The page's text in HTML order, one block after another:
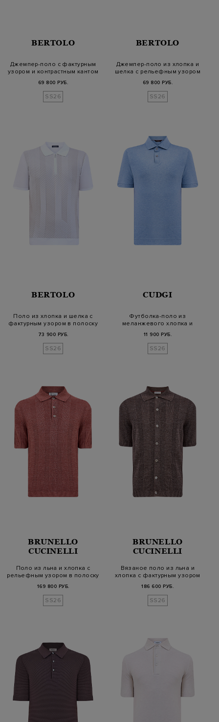
BERTOLO
Джемпер-поло с фактурным
узором и контрастным кантом
69 800 РУБ.
SS26
BERTOLO
Джемпер-поло из хлопка и
шелка с рельефным узором
69 800 РУБ.
SS26
BERTOLO
Поло из хлопка и шелка с
фактурным узором в полоску
73 900 РУБ.
SS26
CUDGI
Футболка-поло из
меланжевого хлопка и
11 900 РУБ.
SS26
BRUNELLO
CUCINELLI
Поло из льна и хлопка с
рельефным узором в полоску
169 800 РУБ.
SS26
BRUNELLO
CUCINELLI
Вязаное поло из льна и
хлопка с фактурным узором
186 600 РУБ.
SS26